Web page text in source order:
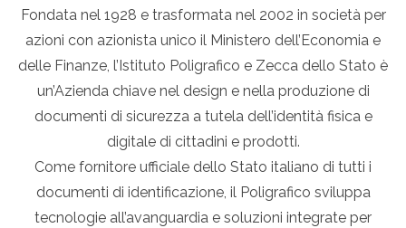
Fondata nel 1928 e trasformata nel 2002 in società per
azioni con azionista unico il Ministero dell’Economia e
delle Finanze, l’Istituto Poligrafico e Zecca dello Stato è
un’Azienda chiave nel design e nella produzione di
documenti di sicurezza a tutela dell’identità fisica e
digitale di cittadini e prodotti.
Come fornitore ufficiale dello Stato italiano di tutti i
documenti di identificazione, il Poligrafico sviluppa
tecnologie all’avanguardia e soluzioni integrate per